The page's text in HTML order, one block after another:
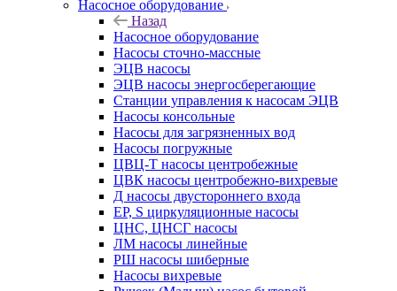
Насосное оборудование
Назад
Насосное оборудование
Насосы сточно-массные
ЭЦВ насосы
ЭЦВ насосы энергосберегающие
Станции управления к насосам ЭЦВ
Насосы консольные
Насосы для загрязненных вод
Насосы погружные
ЦВЦ-Т насосы центробежные
ЦВК насосы центробежно-вихревые
Д насосы двустороннего входа
EP, S циркуляционные насосы
ЦНС, ЦНСГ насосы
ЛМ насосы линейные
РШ насосы шиберные
Насосы вихревые